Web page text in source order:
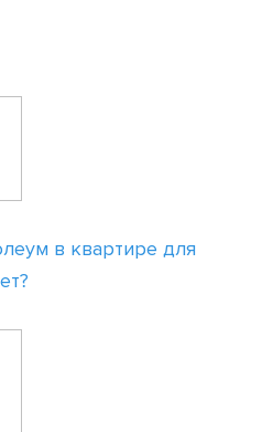
в квартире для